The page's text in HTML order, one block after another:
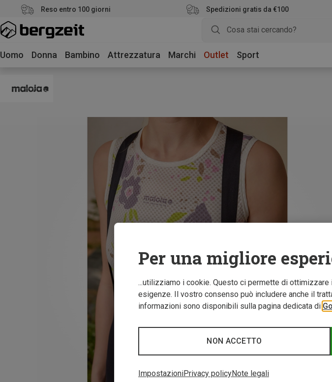
Reso entro 100 giorni Spedizioni gratis da €100
Uomo Donna Bambino Attrezzatura Marchi Outlet Sport
Per una migliore
...utilizziamo i cookie. Questo ci permette di
esigenze. Il vostro consenso può includere anche il
informazioni sono disponibili sulla pagina dedicata di
NON ACCETTO
ImpostazioniPrivacy policyNote legali